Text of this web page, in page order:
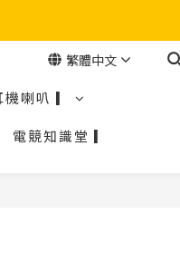
繁體中文
機喇叭 ▎
電競知識堂 ▎